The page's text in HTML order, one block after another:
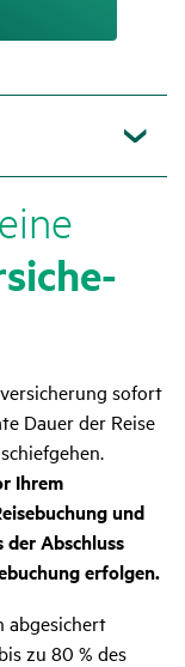
sofort
Dauer der Reise
Ihrem
und
der Abschluss
erfolgen.
abgesichert
zu 80 % des